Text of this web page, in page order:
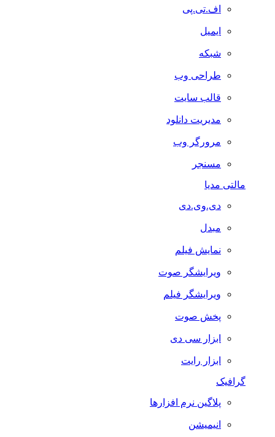
اف.تی.پی
ایمیل
شبکه
طراحی وب
قالب سایت
مدیریت دانلود
مرورگر وب
مسنجر
مالتی مدیا
دی.وی.دی
مبدل
نمایش فیلم
ویرایشگر صوت
ویرایشگر فیلم
پخش صوت
ابزار سی دی
ابزار رایت
گرافیک
پلاگین نرم افزارها
انیمیشن